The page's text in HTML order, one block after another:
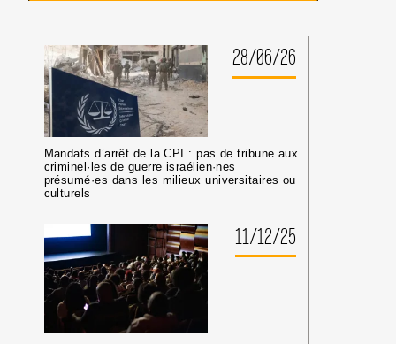
28/06/26
Mandats d’arrêt de la CPI : pas de tribune aux
criminel·les de guerre israélien·nes
présumé·es dans les milieux universitaires ou
culturels
11/12/25